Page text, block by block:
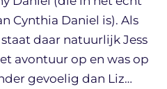
Cynthia Daniel is). Als
daar natuurlijk Jess
avontuur op en was op
gevoelig dan Liz…